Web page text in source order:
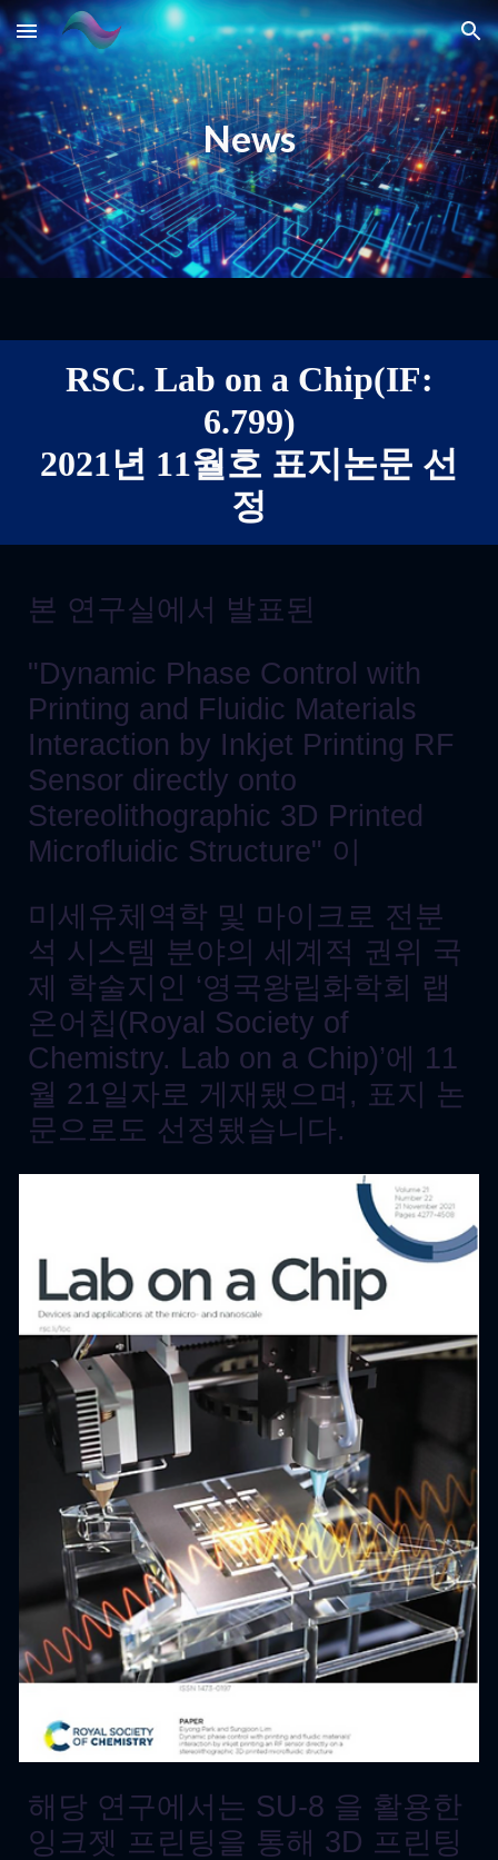
Skip to main content Skip to navigation
News
RSC. Lab on a Chip(IF:
6.799)
2021년 11월호 표지논문 선
정
본 연구실에서 발표된
"Dynamic Phase Control with
Printing and Fluidic Materials
Interaction by Inkjet Printing RF
Sensor directly onto
Stereolithographic 3D Printed
Microfluidic Structure" 이
미세유체역학 및 마이크로 전분
석 시스템 분야의 세계적 권위 국
제 학술지인 ‘영국왕립화학회 랩
온어칩(Royal Society of
Chemistry. Lab on a Chip)’에 11
월 21일자로 게재됐으며, 표지 논
문으로도 선정됐습니다.
해당 연구에서는 SU-8 을 활용한
잉크젯 프린팅을 통해 3D 프린팅